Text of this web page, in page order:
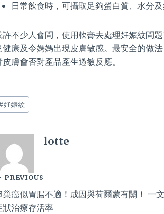
日常飲食時，可攝取足夠蛋白質、水分
許不少人會問，使用軟膏去處理妊娠紋問
健康及令媽媽出現皮膚敏感。最安全的做
皮膚會否對產品產生過敏反應。
#妊娠紋
lotte
PREVIOUS
巢癌似胃腸不適！成因與荷爾蒙有關！ 一
狀治療存活率